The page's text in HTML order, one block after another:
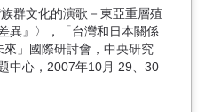
群文化的演歌－東亞重層殖
異』〉，「台灣和日本關係
來」國際研討會，中央研究
中心，2007年10月 29、30